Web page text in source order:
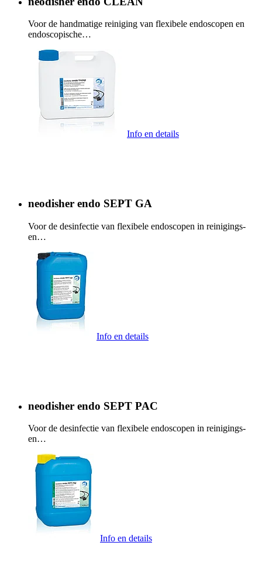
Voor de handmatige reiniging van flexibele endoscopen en
endoscopische…
Info en details
neodisher endo SEPT GA
Voor de desinfectie van flexibele endoscopen in reinigings-
en…
Info en details
neodisher endo SEPT PAC
Voor de desinfectie van flexibele endoscopen in reinigings-
en…
Info en details